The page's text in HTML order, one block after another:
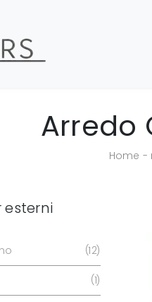
Arredo
Home -
esterni
12
1